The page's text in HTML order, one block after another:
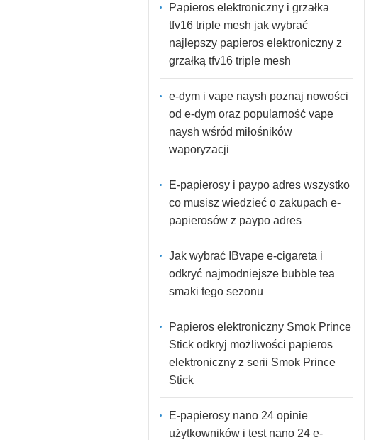
Papieros elektroniczny i grzałka
tfv16 triple mesh jak wybrać
najlepszy papieros elektroniczny z
grzałką tfv16 triple mesh
e-dym i vape naysh poznaj nowości
od e-dym oraz popularność vape
naysh wśród miłośników
waporyzacji
E-papierosy i paypo adres wszystko
co musisz wiedzieć o zakupach e-
papierosów z paypo adres
Jak wybrać IBvape e-cigareta i
odkryć najmodniejsze bubble tea
smaki tego sezonu
Papieros elektroniczny Smok Prince
Stick odkryj możliwości papieros
elektroniczny z serii Smok Prince
Stick
E-papierosy nano 24 opinie
użytkowników i test nano 24 e-